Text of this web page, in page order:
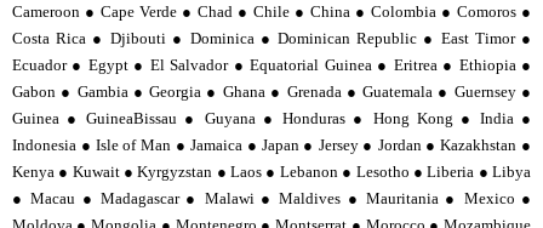
Cameroon ● Cape Verde ● Chad ● Chile ● China ● Colombia ● Comoros ●
Costa Rica ● Djibouti ● Dominica ● Dominican Republic ● East Timor ●
Ecuador ● Egypt ● El Salvador ● Equatorial Guinea ● Eritrea ● Ethiopia ●
Gabon ● Gambia ● Georgia ● Ghana ● Grenada ● Guatemala ● Guernsey ●
Guinea ● GuineaBissau ● Guyana ● Honduras ● Hong Kong ● India ●
Indonesia ● Isle of Man ● Jamaica ● Japan ● Jersey ● Jordan ● Kazakhstan ●
Kenya ● Kuwait ● Kyrgyzstan ● Laos ● Lebanon ● Lesotho ● Liberia ● Libya
● Macau ● Madagascar ● Malawi ● Maldives ● Mauritania ● Mexico ●